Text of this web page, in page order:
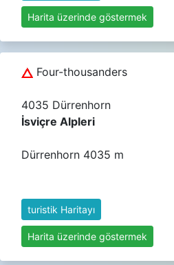
Harita üzerinde göstermek
Four-thousanders
4035 Dürrenhorn
İsviçre Alpleri
Dürrenhorn 4035 m
turistik Haritayı
Harita üzerinde göstermek